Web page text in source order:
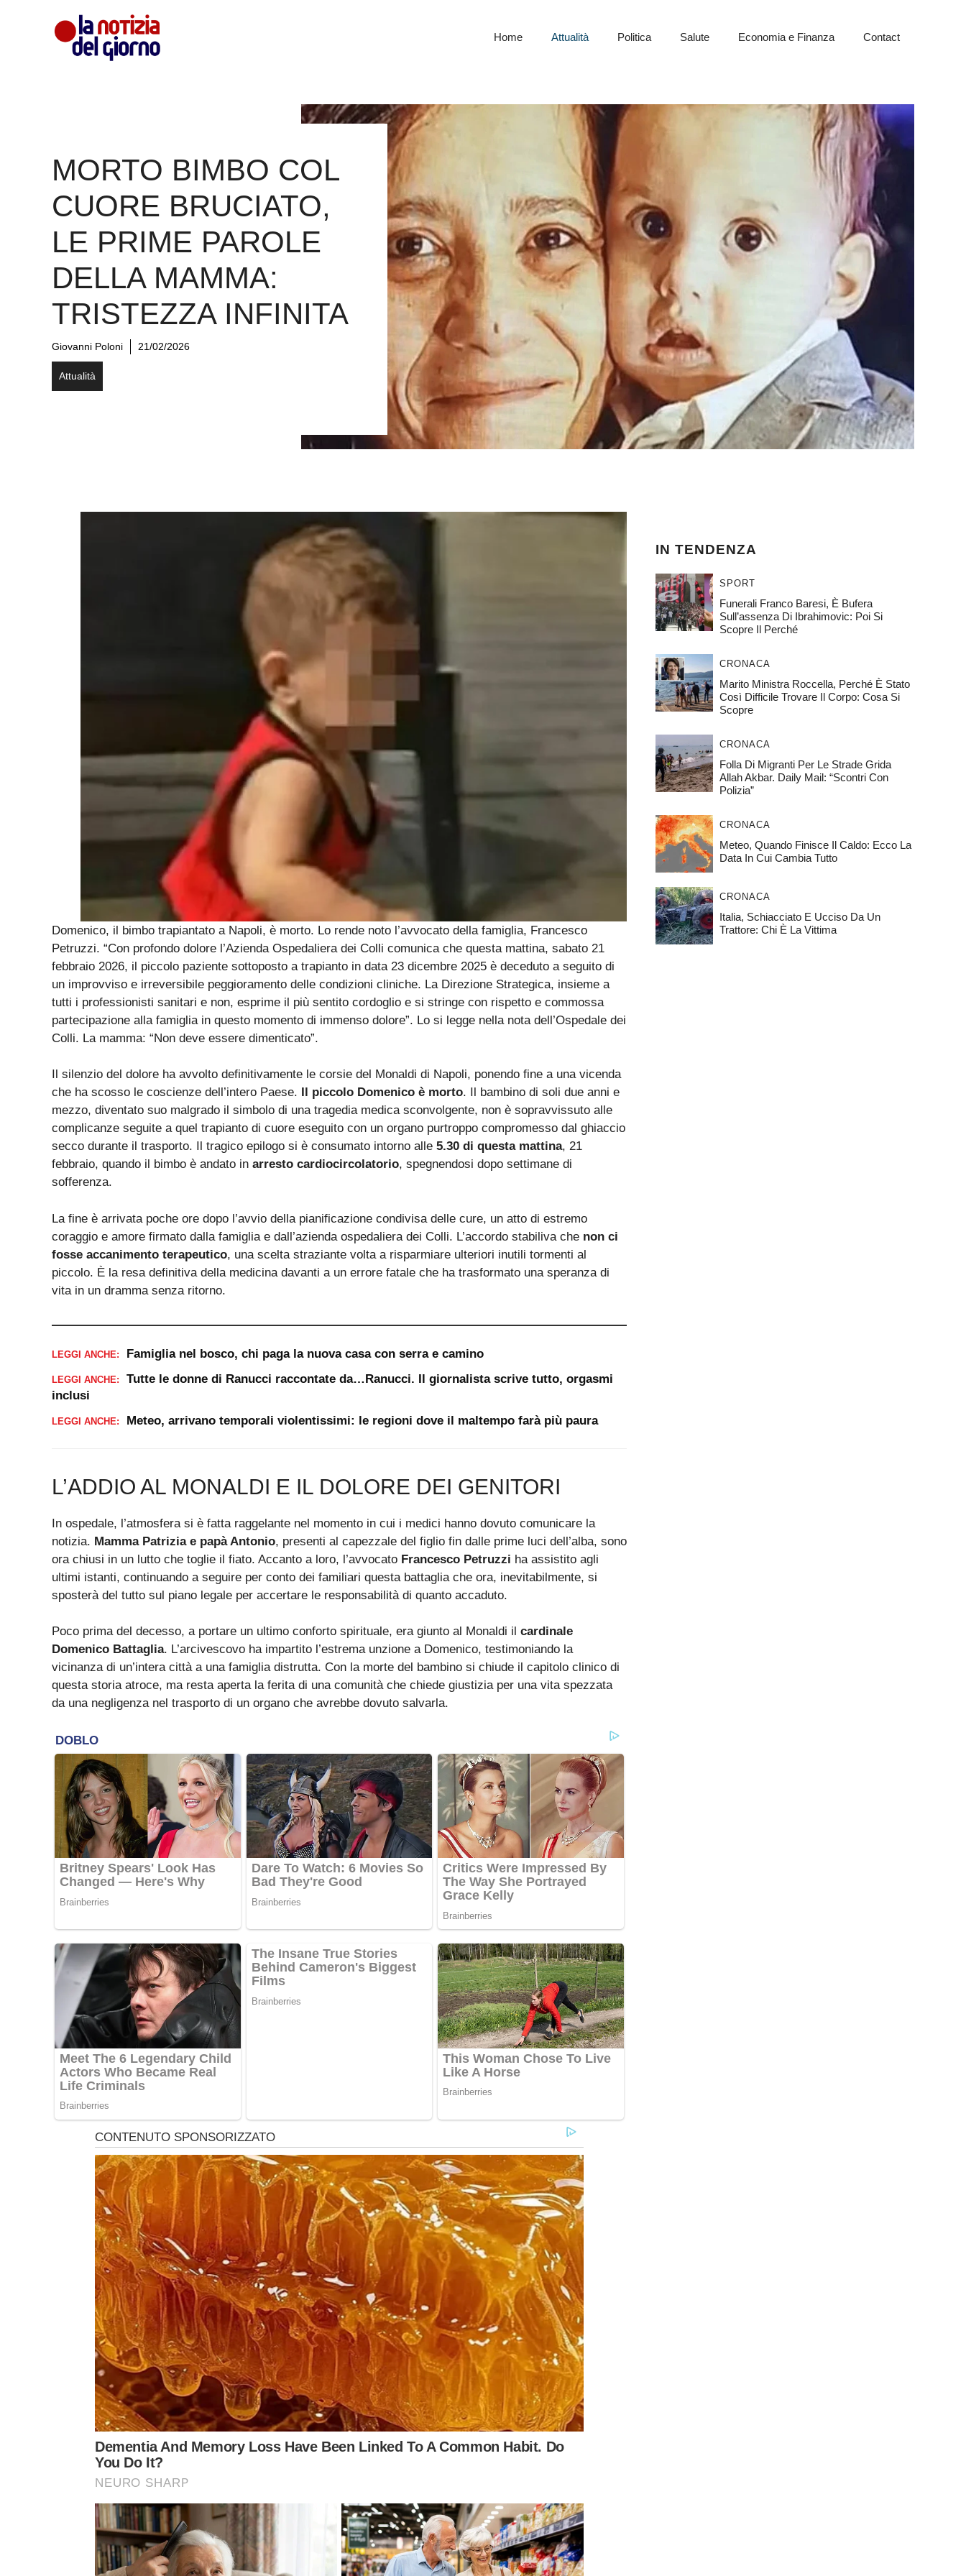
Home Attualità Politica Salute Economia e Finanza Contact
MORTO BIMBO COL
CUORE BRUCIATO,
LE PRIME PAROLE
DELLA MAMMA:
TRISTEZZA INFINITA
Giovanni Poloni 21/02/2026
Attualità
Domenico, il bimbo trapiantato a Napoli, è morto. Lo rende noto l’avvocato della famiglia, Francesco
Petruzzi. “Con profondo dolore l’Azienda Ospedaliera dei Colli comunica che questa mattina, sabato 21
febbraio 2026, il piccolo paziente sottoposto a trapianto in data 23 dicembre 2025 è deceduto a seguito di
un improvviso e irreversibile peggioramento delle condizioni cliniche. La Direzione Strategica, insieme a
tutti i professionisti sanitari e non, esprime il più sentito cordoglio e si stringe con rispetto e commossa
partecipazione alla famiglia in questo momento di immenso dolore”. Lo si legge nella nota dell’Ospedale dei
Colli. La mamma: “Non deve essere dimenticato”.
Il silenzio del dolore ha avvolto definitivamente le corsie del Monaldi di Napoli, ponendo fine a una vicenda
che ha scosso le coscienze dell’intero Paese.
Il piccolo Domenico è morto. Il bambino di soli due anni e
mezzo, diventato suo malgrado il simbolo di una tragedia medica sconvolgente, non è sopravvissuto alle
complicanze seguite a quel trapianto di cuore eseguito con un organo purtroppo compromesso dal ghiaccio
secco durante il trasporto. Il tragico epilogo si è consumato intorno alle 5.30 di questa mattina, 21
febbraio, quando il bimbo è andato in arresto cardiocircolatorio, spegnendosi dopo settimane di
sofferenza.
La fine è arrivata poche ore dopo l’avvio della pianificazione condivisa delle cure, un atto di estremo
coraggio e amore firmato dalla famiglia e dall’azienda ospedaliera dei Colli. L’accordo stabiliva che non ci
fosse accanimento terapeutico, una scelta straziante volta a risparmiare ulteriori inutili tormenti al
piccolo. È la resa definitiva della medicina davanti a un errore fatale che ha trasformato una speranza di
vita in un dramma senza ritorno.
LEGGI ANCHE: Famiglia nel bosco, chi paga la nuova casa con serra e camino
LEGGI ANCHE:
Tutte le donne di Ranucci raccontate da…Ranucci. Il giornalista scrive tutto, orgasmi
inclusi
LEGGI ANCHE: Meteo, arrivano temporali violentissimi: le regioni dove il maltempo farà più paura
L’ADDIO AL MONALDI E IL DOLORE DEI GENITORI
In ospedale, l’atmosfera si è fatta raggelante nel momento in cui i medici hanno dovuto comunicare la
notizia. Mamma Patrizia e papà Antonio, presenti al capezzale del figlio fin dalle prime luci dell’alba, sono
ora chiusi in un lutto che toglie il fiato. Accanto a loro, l’avvocato Francesco Petruzzi ha assistito agli
ultimi istanti, continuando a seguire per conto dei familiari questa battaglia che ora, inevitabilmente, si
sposterà del tutto sul piano legale per accertare le responsabilità di quanto accaduto.
Poco prima del decesso, a portare un ultimo conforto spirituale, era giunto al Monaldi il cardinale
Domenico Battaglia. L’arcivescovo ha impartito l’estrema unzione a Domenico, testimoniando la
vicinanza di un’intera città a una famiglia distrutta. Con la morte del bambino si chiude il capitolo clinico di
questa storia atroce, ma resta aperta la ferita di una comunità che chiede giustizia per una vita spezzata
da una negligenza nel trasporto di un organo che avrebbe dovuto salvarla.
IN TENDENZA
SPORT
Funerali Franco Baresi, È Bufera
Sull’assenza Di Ibrahimovic: Poi Si
Scopre Il Perché
CRONACA
Marito Ministra Roccella, Perché È Stato
Così Difficile Trovare Il Corpo: Cosa Si
Scopre
CRONACA
Folla Di Migranti Per Le Strade Grida
Allah Akbar. Daily Mail: “Scontri Con
Polizia”
CRONACA
Meteo, Quando Finisce Il Caldo: Ecco La
Data In Cui Cambia Tutto
CRONACA
Italia, Schiacciato E Ucciso Da Un
Trattore: Chi È La Vittima